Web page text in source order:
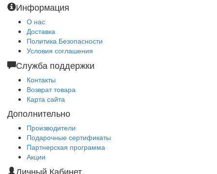
Информация
О нас
Доставка
Политика Безопасности
Условия соглашения
Служба поддержки
Контакты
Возврат товара
Карта сайта
Дополнительно
Производители
Подарочные сертификаты
Партнерская программа
Акции
Личный Кабинет